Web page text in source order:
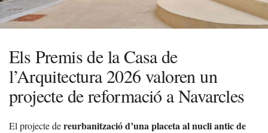
Els Premis de la Casa de
l’Arquitectura 2026 valoren un
projecte de reformació a Navarcles
El projecte dereurbanització d’una placeta al nucli antic de